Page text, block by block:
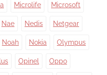
Microlife Microsoft
Nae Nedis Netgear
Noah Nokia Olympus
Opinel Oppo